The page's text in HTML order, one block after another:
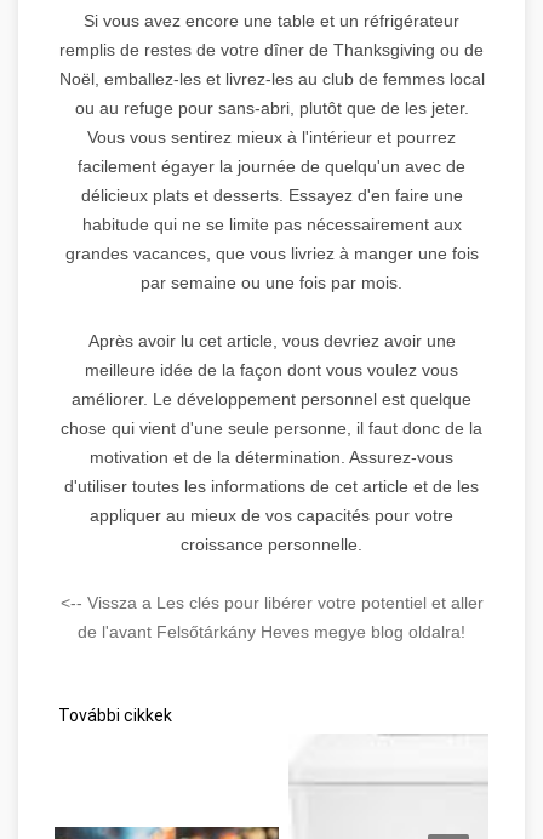
Si vous avez encore une table et un réfrigérateur
remplis de restes de votre dîner de Thanksgiving ou de
Noël, emballez-les et livrez-les au club de femmes local
ou au refuge pour sans-abri, plutôt que de les jeter.
Vous vous sentirez mieux à l'intérieur et pourrez
facilement égayer la journée de quelqu'un avec de
délicieux plats et desserts. Essayez d'en faire une
habitude qui ne se limite pas nécessairement aux
grandes vacances, que vous livriez à manger une fois
par semaine ou une fois par mois.
Après avoir lu cet article, vous devriez avoir une
meilleure idée de la façon dont vous voulez vous
améliorer. Le développement personnel est quelque
chose qui vient d'une seule personne, il faut donc de la
motivation et de la détermination. Assurez-vous
d'utiliser toutes les informations de cet article et de les
appliquer au mieux de vos capacités pour votre
croissance personnelle.
<-- Vissza a Les clés pour libérer votre potentiel et aller
de l'avant Felsőtárkány Heves megye blog oldalra!
További cikkek